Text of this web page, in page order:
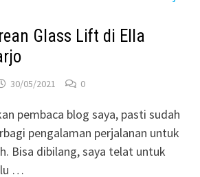
Glass Lift di Ella
30/05/2021 0
pembaca blog saya, pasti sudah
pengalaman perjalanan untuk
Bisa dibilang, saya telat untuk
…